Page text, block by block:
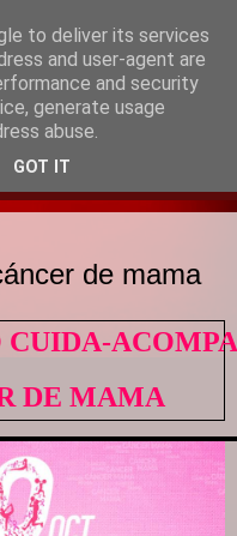
del
de la
de mama
CUIDA-
DE MAMA
to deliver its services
and user-agent are
and security
generate usage
abuse.
GOT IT